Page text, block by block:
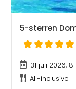
5-sterren
31 juli 2026,
All-inclusive